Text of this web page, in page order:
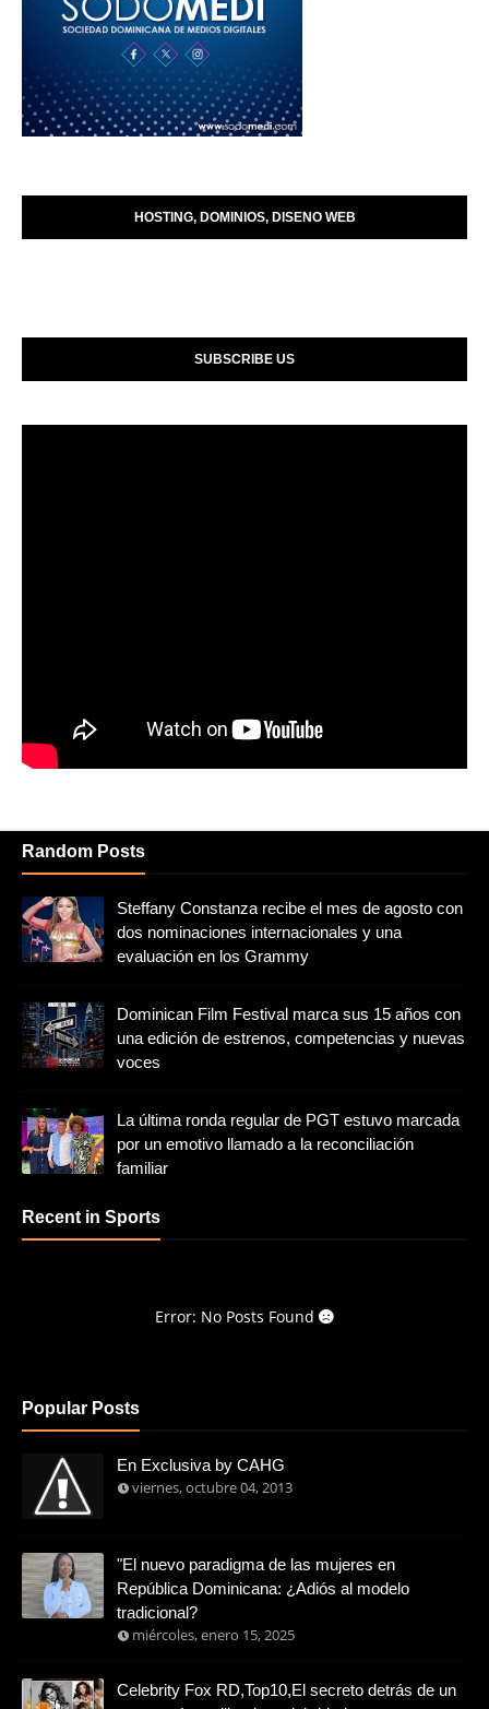
HOSTING, DOMINIOS, DISENO WEB
SUBSCRIBE US
Random Posts
Steffany Constanza recibe el mes de agosto con
dos nominaciones internacionales y una
evaluación en los Grammy
Dominican Film Festival marca sus 15 años con
una edición de estrenos, competencias y nuevas
voces
La última ronda regular de PGT estuvo marcada
por un emotivo llamado a la reconciliación
familiar
Recent in Sports
Error: No Posts Found
Popular Posts
En Exclusiva by CAHG
viernes, octubre 04, 2013
"El nuevo paradigma de las mujeres en
República Dominicana: ¿Adiós al modelo
tradicional?
miércoles, enero 15, 2025
Celebrity Fox RD,Top10,El secreto detrás de un